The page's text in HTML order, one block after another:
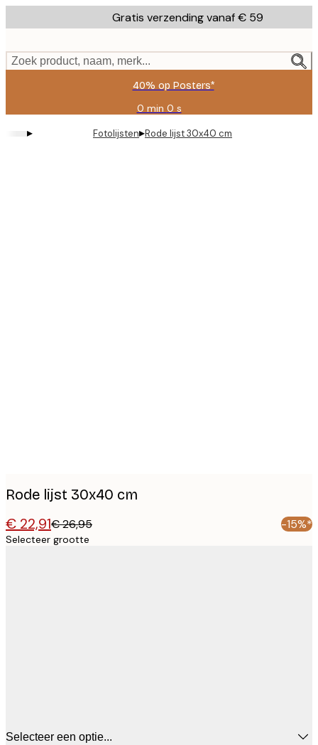
to
content.
Gratis verzending vanaf € 59
Zoek product, naam, merk...
40% op Posters*
0 min 0 s
Geldig
tot:
2026-
▸ Fotolijsten▸Rode lijst 30x40 cm
Rode lijst 30x40 cm
€ 22,91€ 26,95 -15%*
Selecteer grootte
Selecteer een optie...